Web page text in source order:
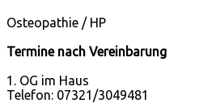
Osteopathie / HP
Termine nach Vereinbarung
1. OG im Haus
Telefon: 07321/3049481